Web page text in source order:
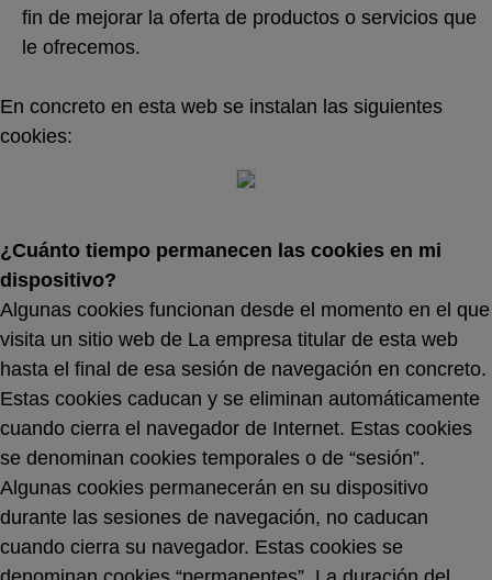
fin de mejorar la oferta de productos o servicios que
le ofrecemos.
En concreto en esta web se instalan las siguientes
cookies:
¿Cuánto tiempo permanecen las cookies en mi
dispositivo?
Algunas cookies funcionan desde el momento en el que
visita un sitio web de La empresa titular de esta web
hasta el final de esa sesión de navegación en concreto.
Estas cookies caducan y se eliminan automáticamente
cuando cierra el navegador de Internet. Estas cookies
se denominan cookies temporales o de “sesión”.
Algunas cookies permanecerán en su dispositivo
durante las sesiones de navegación, no caducan
cuando cierra su navegador. Estas cookies se